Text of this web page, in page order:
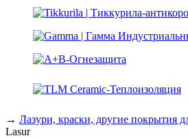
→ Лазури, краски, другие покрытия
Lasur